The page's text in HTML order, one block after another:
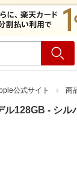
公式サイト 商
ル128GB - シル